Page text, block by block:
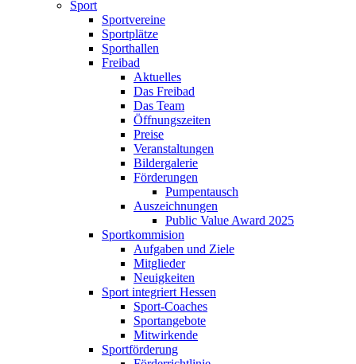
Sport
Sportvereine
Sportplätze
Sporthallen
Freibad
Aktuelles
Das Freibad
Das Team
Öffnungszeiten
Preise
Veranstaltungen
Bildergalerie
Förderungen
Pumpentausch
Auszeichnungen
Public Value Award 2025
Sportkommision
Aufgaben und Ziele
Mitglieder
Neuigkeiten
Sport integriert Hessen
Sport-Coaches
Sportangebote
Mitwirkende
Sportförderung